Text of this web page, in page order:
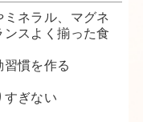
ネラル、マグネ
スよく揃った食
慣を作る
すぎない